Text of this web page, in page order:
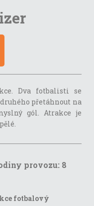
Dva fotbalisti se
přetáhnout na
gól. Atrakce je
provozu: 8
fotbalový